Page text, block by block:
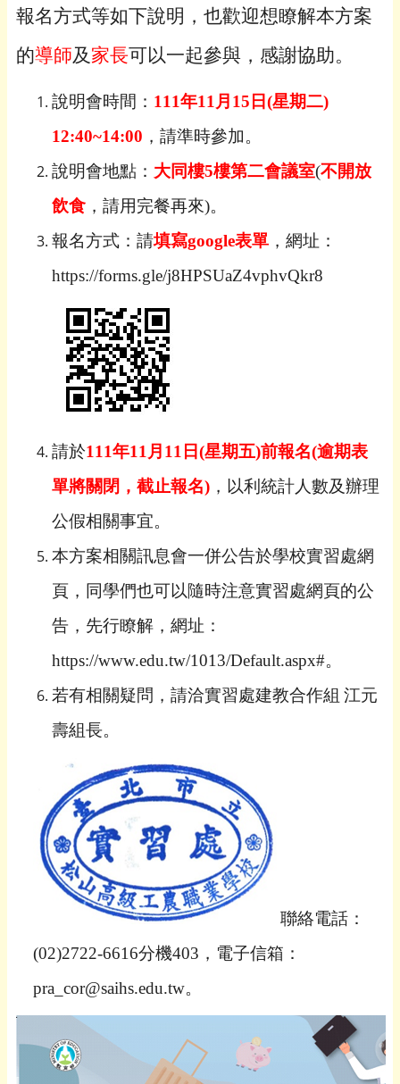
報名方式等如下說明，也歡迎想瞭解本方案
的導師及 家長可以一起參與，感謝協助。
說明會時間： 111年11 月 15 日(星期二)
12:40~14:00 ，請準時參加。
說明會地點： 大同樓5樓第二會議室(不開放
飲食 ，請用完餐再來)。
報名方式：請填寫google表單 ，網址：
https://forms.gle/j8HPSUaZ4vphvQkr8
請於111年11 月 11 日(星期五)前報名(逾期表
單將關閉，截止報名) ，以利統計人數及辦理
公假相關事宜。
本方案相關訊息會一併公告於學校實習處網
頁，同學們也可以隨時注意實習處網頁的公
告，先行瞭解，網址：
https://www.edu.tw/1013/Default.aspx#。
若有相關疑問，請洽實習處建教合作組 江元
壽組長。
聯絡電話：
(02)2722-6616分機403 ，電子信箱：
pra_cor@saihs.edu.tw。